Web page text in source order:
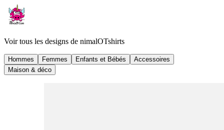
Voir tous les designs de nimalOTshirts
Hommes Femmes Enfants et Bébés
Accessoires
Maison & déco